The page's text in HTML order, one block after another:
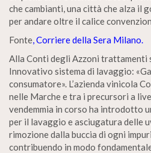
che cambianti, una città che alza il
per andare oltre il calice
Fonte, Corriere della Sera Milano.
Alla Conti degli Azzoni trattamenti
Innovativo sistema di lavaggio:
consumatore». L’azienda vinicola
nelle Marche e tra i precursori a
vendemmia in corso ha introdotto
per il lavaggio e asciugatura delle
rimozione dalla buccia di ogni
contribuendo in modo